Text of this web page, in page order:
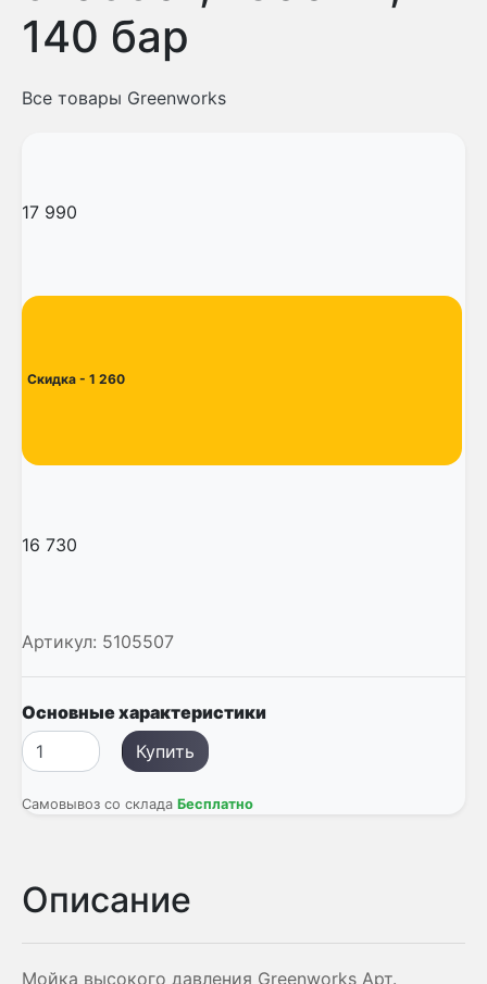
140 бар
Все товары Greenworks
17 990
Скидка - 1 260
16 730
Артикул: 5105507
Основные характеристики
Купить
Самовывоз со склада Бесплатно
Описание
Мойка высокого давления Greenworks Арт.